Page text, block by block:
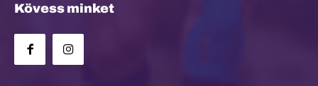
Kövess minket